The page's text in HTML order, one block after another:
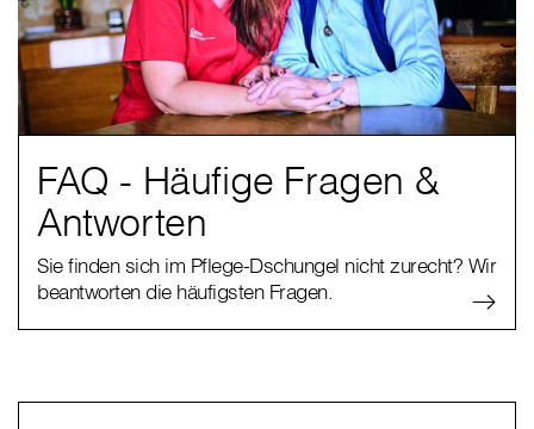
FAQ - Häufige Fragen &
Antworten
Sie finden sich im Pflege-Dschungel nicht zurecht? Wir
beantworten die häufigsten Fragen.